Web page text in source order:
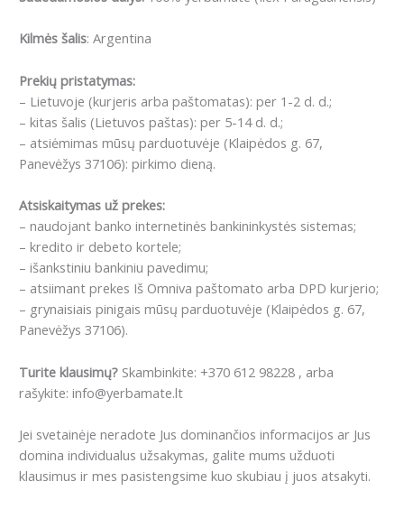
Kilmės šalis: Argentina
Prekių pristatymas:
– Lietuvoje (kurjeris arba paštomatas): per 1-2 d. d.;
– kitas šalis (Lietuvos paštas): per 5-14 d. d.;
– atsiėmimas mūsų parduotuvėje (Klaipėdos g. 67,
Panevėžys 37106): pirkimo dieną.
Atsiskaitymas už prekes:
– naudojant banko internetinės bankininkystės sistemas;
– kredito ir debeto kortele;
– išankstiniu bankiniu pavedimu;
– atsiimant prekes Iš Omniva paštomato arba DPD kurjerio;
– grynaisiais pinigais mūsų parduotuvėje (Klaipėdos g. 67,
Panevėžys 37106).
Turite klausimų? Skambinkite: +370 612 98228 , arba
rašykite: info@yerbamate.lt
Jei svetainėje neradote Jus dominančios informacijos ar Jus
domina individualus užsakymas, galite mums užduoti
klausimus ir mes pasistengsime kuo skubiau į juos atsakyti.